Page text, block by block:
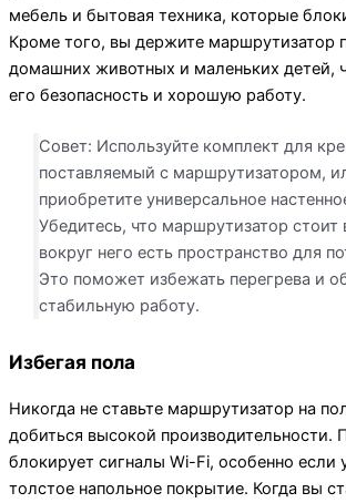
мебель и бытовая техника, которые
Кроме того, вы держите маршрутизатор
домашних животных и маленьких детей,
его безопасность и хорошую работу.
Совет: Используйте комплект для
поставляемый с маршрутизатором,
приобретите универсальное
Убедитесь, что маршрутизатор стоит
вокруг него есть пространство для
Это поможет избежать перегрева и
стабильную работу.
Избегая пола
Никогда не ставьте маршрутизатор на
добиться высокой производительности.
блокирует сигналы Wi-Fi, особенно если
толстое напольное покрытие. Когда вы